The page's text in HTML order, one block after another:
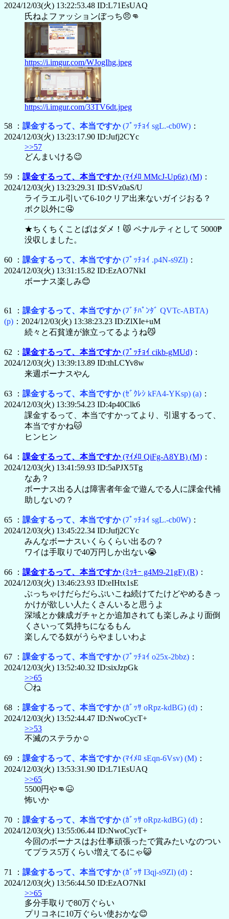
2024/12/03(火) 13:22:53.48 ID:L71EsUAQ
氏ねよファッションぼっち😠👊
https://i.imgur.com/WJogIhg.jpeg
https://i.imgur.com/33TV6dt.jpeg
58 ： 課金するって、本当ですか(ﾌﾟｯﾁｮｲ sgL.-cb0W) ：
2024/12/03(火) 13:23:17.90 ID:Jufj2CYc
>>57
どんまいける😉
59 ： 課金するって、本当ですか(ﾏｲﾒﾛ MMcJ-Up6z) (M) ：
2024/12/03(火) 13:23:29.31 ID:SVz0aS/U
ライラエル引いて6-10クリア出来ないガイジおる？
ボク以外に🤤
★ちくちくことばはダメ！😾 ペナルティとして 5000₱
没収しました。
60 ： 課金するって、本当ですか(ﾌﾟｯﾁｮｲ .p4N-s9Zl) ：
2024/12/03(火) 13:31:15.82 ID:EzAO7NkI
ボーナス楽しみ😊
61 ： 課金するって、本当ですか(ﾌﾞﾁﾊﾟﾝﾀﾞ QVTc-ABTA)
(p) ：2024/12/03(火) 13:38:23.23 ID:ZlXIe+uM
続々と石貧達が旅立ってるようね😼
62 ： 課金するって、本当ですか(ﾌﾟｯﾁｮｲ cikb-gMUd) ：
2024/12/03(火) 13:39:13.89 ID:thLCYv8w
来週ボーナスやん
63 ： 課金するって、本当ですか(ｾﾞｸﾚｼ kFA4-YKsp) (a) ：
2024/12/03(火) 13:39:54.23 ID:4p40Clk6
課金するって、本当ですかってより、引退するって、
本当ですかね🐱
ヒンヒン
64 ： 課金するって、本当ですか(ﾏｲﾒﾛ QiFg-A8YB) (M) ：
2024/12/03(火) 13:41:59.93 ID:5aPJX5Tg
なあ？
ボーナス出る人は障害者年金で遊んでる人に課金代補
助しないの？
65 ： 課金するって、本当ですか(ﾌﾟｯﾁｮｲ sgL.-cb0W) ：
2024/12/03(火) 13:45:22.34 ID:Jufj2CYc
みんなボーナスいくらくらい出るの？
ワイは手取りで40万円しか出ない😭
66 ： 課金するって、本当ですか(ﾐｯｷｰ g4M9-21gF) (R) ：
2024/12/03(火) 13:46:23.93 ID:eIHtx1sE
ぶっちゃけだらだらぷいこね続けてたけどやめるきっ
かけが欲しい人たくさんいると思うよ
深域とか錬成ガチャとか追加されても楽しみより面倒
くさいって気持ちになるもん
楽しんでる奴がうらやましいわよ
67 ： 課金するって、本当ですか(ﾌﾟｯﾁｮｲ o25x-2bbz) ：
2024/12/03(火) 13:52:40.32 ID:sixJzpGk
>>65
◯ね
68 ： 課金するって、本当ですか(ｶﾞｯｻ oRpz-kdBG) (d) ：
2024/12/03(火) 13:52:44.47 ID:NwoCycT+
>>53
不滅のステラか☺️
69 ： 課金するって、本当ですか(ﾏｲﾒﾛ sEqn-6Vsv) (M) ：
2024/12/03(火) 13:53:31.90 ID:L71EsUAQ
>>65
5500円や👊😆
怖いか
70 ： 課金するって、本当ですか(ｶﾞｯｻ oRpz-kdBG) (d) ：
2024/12/03(火) 13:55:06.44 ID:NwoCycT+
今回のボーナスはお仕事頑張ったで賞みたいなのつい
てプラス5万くらい増えてるにゃ😺
71 ： 課金するって、本当ですか(ｶﾞｯｻ I3qj-s9Zl) (d) ：
2024/12/03(火) 13:56:44.50 ID:EzAO7NkI
>>65
多分手取りで80万ぐらい
プリコネに10万ぐらい使おかな😊